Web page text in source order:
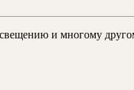
и многому